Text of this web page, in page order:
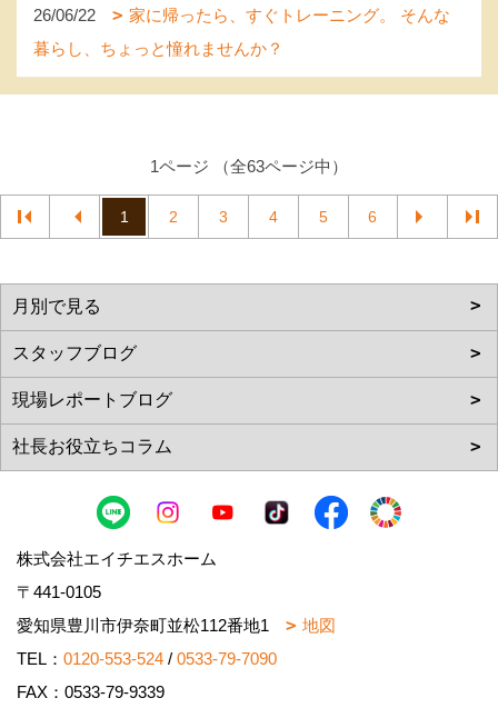
26/06/22
家に帰ったら、すぐトレーニング。 そんな
暮らし、ちょっと憧れませんか？
1ページ （全63ページ中）
1 2 3 4 5 6
株式会社エイチエスホーム
〒441-0105
愛知県豊川市伊奈町並松112番地1
地図
TEL： 0120-553-524 / 0533-79-7090
FAX：0533-79-9339